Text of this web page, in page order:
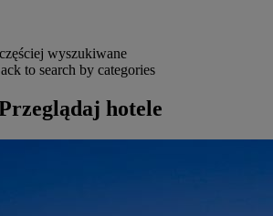
wyszukiwane
to search by categories
hotele